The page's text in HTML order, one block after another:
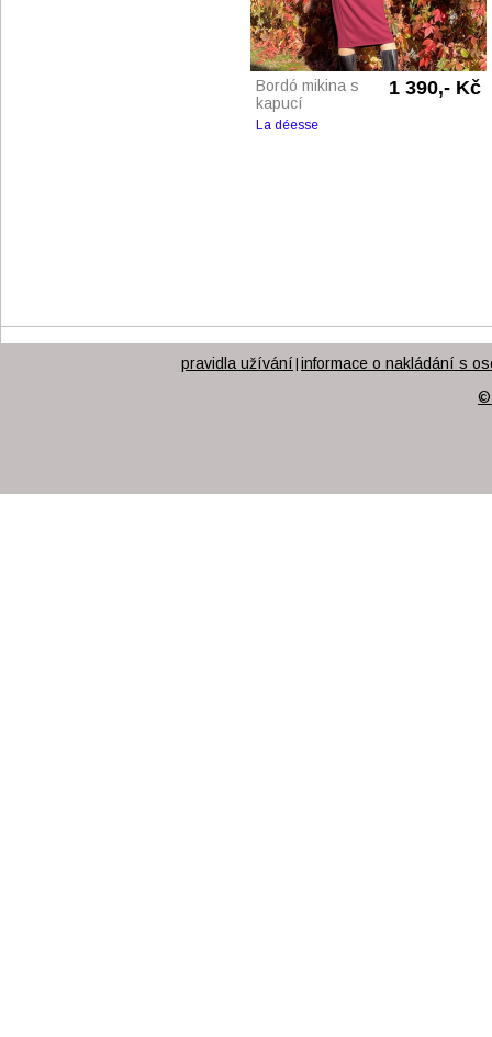
Bordó mikina s
kapucí
1 390,- Kč
La déesse
pravidla užívání informace o nakládání s
©